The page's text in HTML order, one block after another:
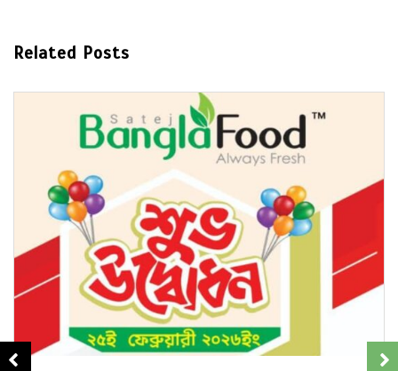
Related Posts